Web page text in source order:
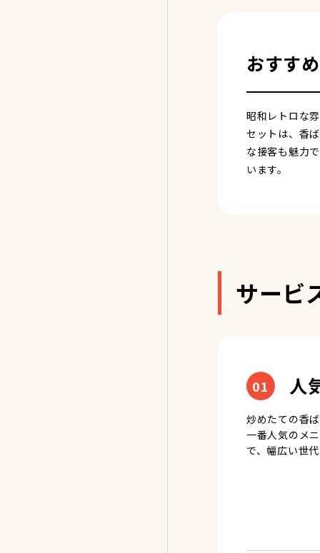
おすす
昭和レトロな
セットは、香
な接客も魅力
います。
サービ
01 人
炒めたての香
一番人気のメ
で、幅広い世